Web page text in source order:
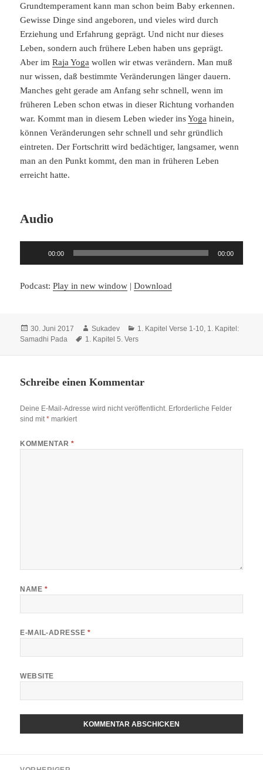
Grundtemperament kann man schon beim Baby erkennen.
Gewisse Dinge sind angeboren, und vieles wird durch
Erziehung und Erfahrung geprägt. Und nicht nur dieses
Leben, sondern auch frühere Leben haben uns geprägt.
Aber imRaja Yoga wollen wir etwas verändern. Man muß
nur wissen, daß bestimmte Veränderungen länger dauern.
Manches geht gerade am Anfang sehr schnell, wenn im
früheren Leben schon etwas in dieser Richtung vorhanden
war. Kommt man in diesem Leben wieder insYoga hinein,
können Veränderungen sehr schnell und sehr gründlich
eintreten. Der Fortschritt wird bedächtiger, langsamer, wenn
man an den Punkt kommt, den man in früheren Leben
erreicht hatte.
Audio
00:00 00:00
Podcast:Play in new window |Download
Veröffentlicht
am
30. Juni 2017 Autor
Sukadev Kategorien
1. Kapitel Verse 1-10, 1. Kapitel:
Samadhi Pada
Schlagwörter
1. Kapitel 5. Vers
Schreibe einen Kommentar
Deine E-Mail-Adresse wird nicht veröffentlicht. Erforderliche Felder
sind mit* markiert
KOMMENTAR*
NAME *
E-MAIL-ADRESSE *
WEBSITE